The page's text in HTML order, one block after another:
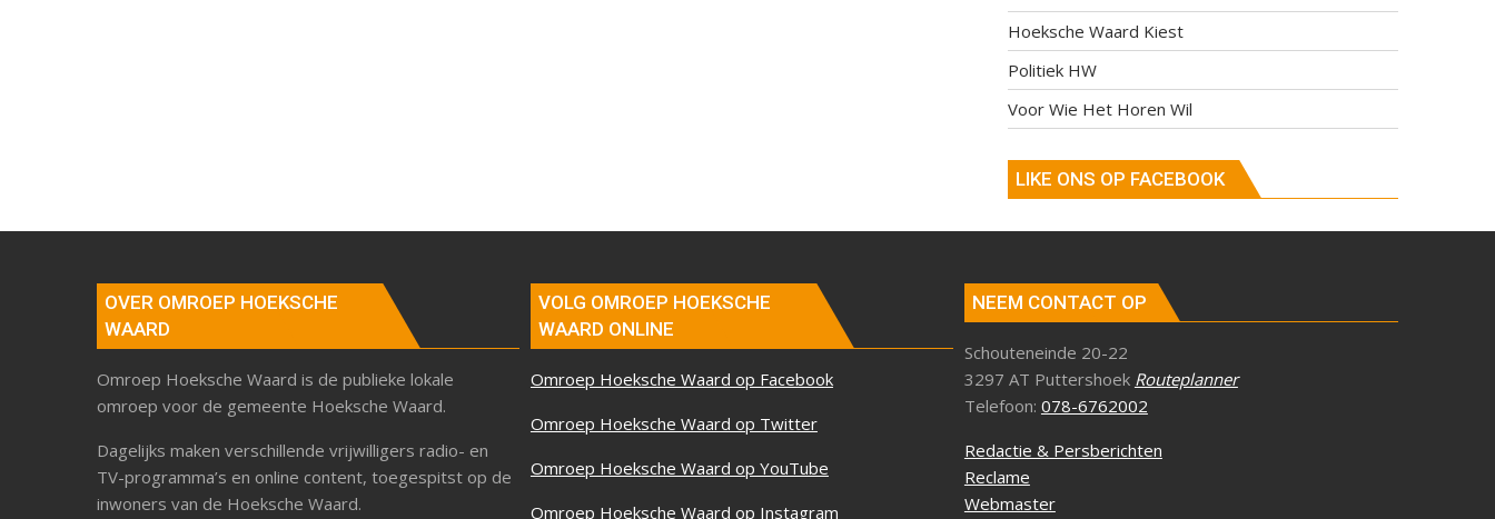
Hoeksche Waard Kiest
Politiek HW
Voor Wie Het Horen Wil
LIKE ONS OP FACEBOOK
OVER OMROEP HOEKSCHE
WAARD
Omroep Hoeksche Waard is de publieke lokale
omroep voor de gemeente Hoeksche Waard.
Dagelijks maken verschillende vrijwilligers radio- en
TV-programma’s en online content, toegespitst op de
inwoners van de Hoeksche Waard.
VOLG OMROEP HOEKSCHE
WAARD ONLINE
Omroep Hoeksche Waard op Facebook
Omroep Hoeksche Waard op Twitter
Omroep Hoeksche Waard op YouTube
Omroep Hoeksche Waard op Instagram
NEEM CONTACT OP
Schouteneinde 20-22
3297 AT Puttershoek Routeplanner
Telefoon: 078-6762002
Redactie & Persberichten
Reclame
Webmaster